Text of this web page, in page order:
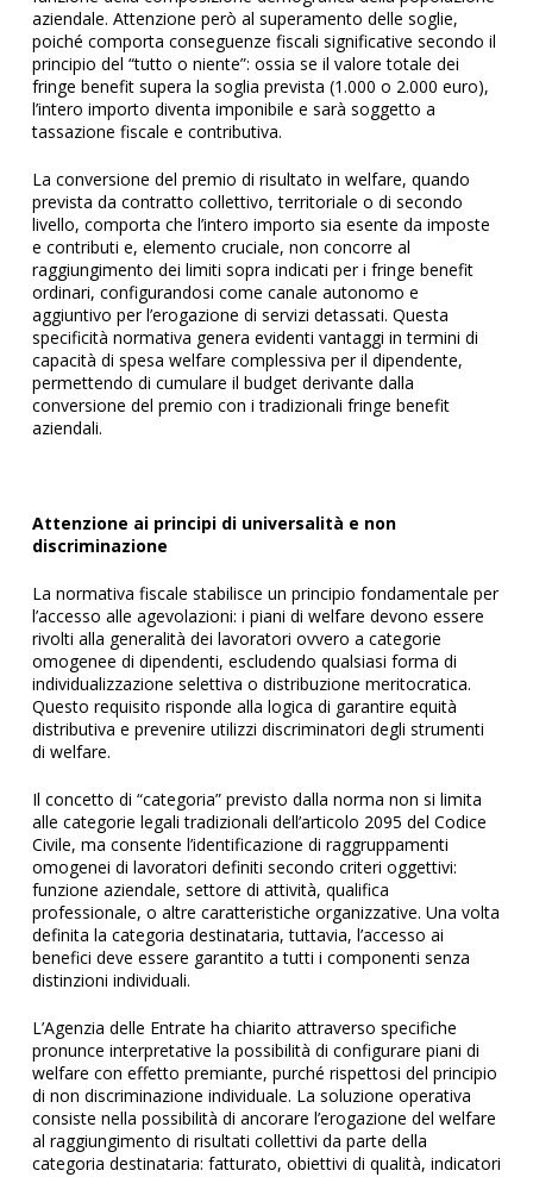
aziendale. Attenzione però al superamento delle soglie,
poiché comporta conseguenze fiscali significative secondo il
principio del “tutto o niente”: ossia se il valore totale dei
fringe benefit supera la soglia prevista (1.000 o 2.000 euro),
l’intero importo diventa imponibile e sarà soggetto a
tassazione fiscale e contributiva.
La conversione del premio di risultato in welfare, quando
prevista da contratto collettivo, territoriale o di secondo
livello, comporta che l’intero importo sia esente da imposte
e contributi e, elemento cruciale, non concorre al
raggiungimento dei limiti sopra indicati per i fringe benefit
ordinari, configurandosi come canale autonomo e
aggiuntivo per l’erogazione di servizi detassati. Questa
specificità normativa genera evidenti vantaggi in termini di
capacità di spesa welfare complessiva per il dipendente,
permettendo di cumulare il budget derivante dalla
conversione del premio con i tradizionali fringe benefit
aziendali.
Attenzione ai principi di universalità e non
discriminazione
La normativa fiscale stabilisce un principio fondamentale per
l’accesso alle agevolazioni: i piani di welfare devono essere
rivolti alla generalità dei lavoratori ovvero a categorie
omogenee di dipendenti, escludendo qualsiasi forma di
individualizzazione selettiva o distribuzione meritocratica.
Questo requisito risponde alla logica di garantire equità
distributiva e prevenire utilizzi discriminatori degli strumenti
di welfare.
Il concetto di “categoria” previsto dalla norma non si limita
alle categorie legali tradizionali dell’articolo 2095 del Codice
Civile, ma consente l’identificazione di raggruppamenti
omogenei di lavoratori definiti secondo criteri oggettivi:
funzione aziendale, settore di attività, qualifica
professionale, o altre caratteristiche organizzative. Una volta
definita la categoria destinataria, tuttavia, l’accesso ai
benefici deve essere garantito a tutti i componenti senza
distinzioni individuali.
L’Agenzia delle Entrate ha chiarito attraverso specifiche
pronunce interpretative la possibilità di configurare piani di
welfare con effetto premiante, purché rispettosi del principio
di non discriminazione individuale. La soluzione operativa
consiste nella possibilità di ancorare l’erogazione del welfare
al raggiungimento di risultati collettivi da parte della
categoria destinataria: fatturato, obiettivi di qualità, indicatori